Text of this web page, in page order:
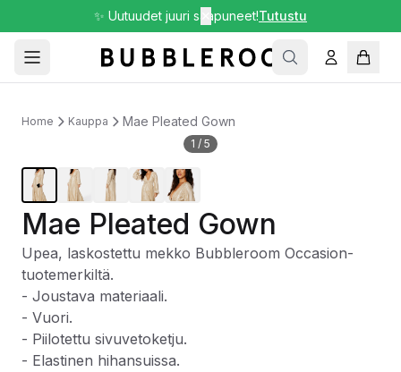
✨ Uutuudet juuri saapuneet!Tutustu
Home Kauppa Mae Pleated Gown
1 / 5
Mae Pleated Gown
Upea, laskostettu mekko Bubbleroom Occasion-
tuotemerkiltä.
- Joustava materiaali.
- Vuori.
- Piilotettu sivuvetoketju.
- Elastinen hihansuissa.